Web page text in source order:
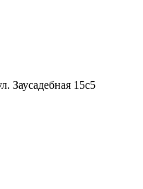
Заусадебная 15с5